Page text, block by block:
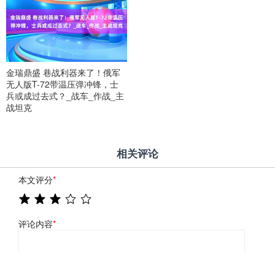
金瑞鼎盛 巷战利器来了！俄军
无人版T-72带温压弹冲锋，士
兵或成过去式？_战车_作战_主
战坦克
相关评论
本文评分*
评论内容*